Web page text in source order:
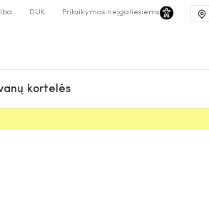
DUK Pritaikymas neįgaliesiems
kortelės